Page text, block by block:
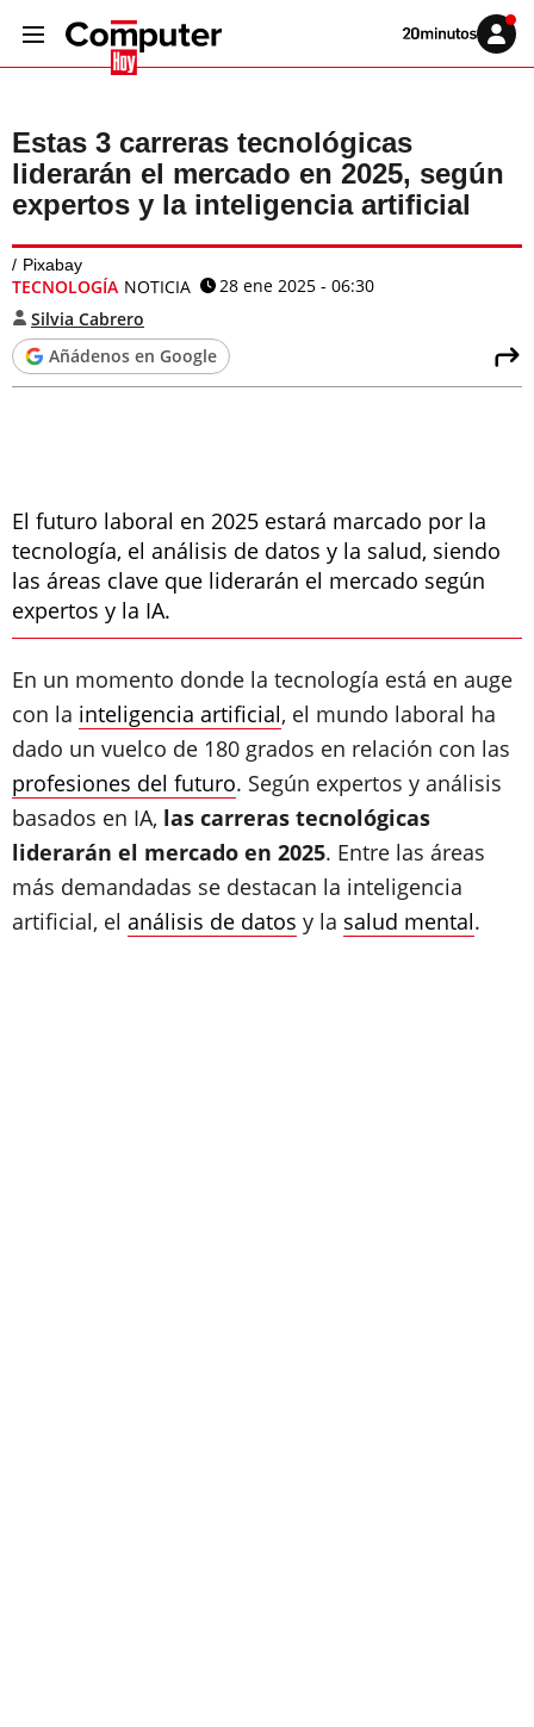
Volver
Iniciar
sesión
Estas 3 carreras tecnológicas
liderarán el mercado en 2025, según
expertos y la inteligencia artificial
Pixabay
TECNOLOGÍA NOTICIA
28 ene 2025 - 06:30
Silvia Cabrero
Añádenos en Google
El futuro laboral en 2025 estará marcado por la
tecnología, el análisis de datos y la salud, siendo
las áreas clave que liderarán el mercado según
expertos y la IA.
En un momento donde la tecnología está en auge
con la inteligencia artificial, el mundo laboral ha
dado un vuelco de 180 grados en relación con las
profesiones del futuro. Según expertos y análisis
basados en IA, las carreras tecnológicas
liderarán el mercado en 2025. Entre las áreas
más demandadas se destacan la inteligencia
artificial, el análisis de datos y la salud mental.